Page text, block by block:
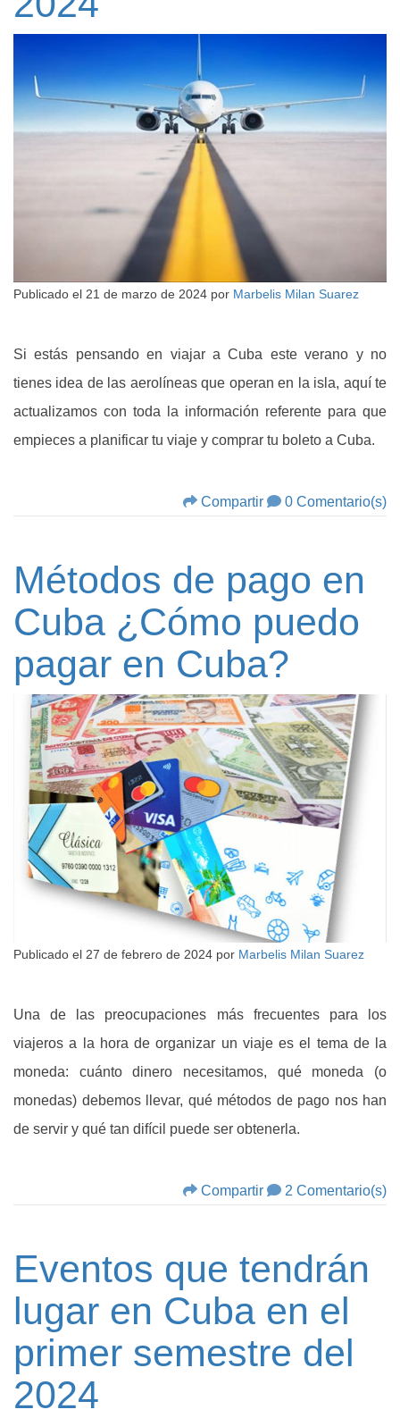
Publicado el 21 de marzo de 2024 por Marbelis Milan Suarez
Si estás pensando en viajar a Cuba este verano y no
tienes idea de las aerolíneas que operan en la isla, aquí te
actualizamos con toda la información referente para que
empieces a planificar tu viaje y comprar tu boleto a Cuba.
Compartir 0 Comentario(s)
Métodos de pago en
Cuba ¿Cómo puedo
pagar en Cuba?
Publicado el 27 de febrero de 2024 por Marbelis Milan Suarez
Una de las preocupaciones más frecuentes para los
viajeros a la hora de organizar un viaje es el tema de la
moneda: cuánto dinero necesitamos, qué moneda (o
monedas) debemos llevar, qué métodos de pago nos han
de servir y qué tan difícil puede ser obtenerla.
Compartir 2 Comentario(s)
Eventos que tendrán
lugar en Cuba en el
primer semestre del
2024